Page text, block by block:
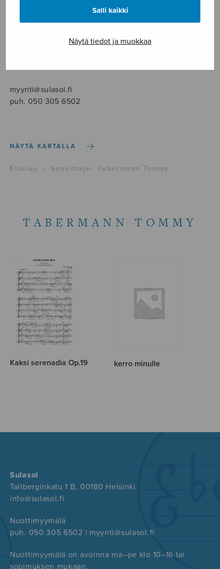
Salli kaikki
Näytä tiedot ja muokkaa
Myymälä avoinna
myynti@sulasol.fi
puh. 050 305 6502
NÄYTÄ KARTALLA
Etusivu › Sanoittaja › Tabermann Tommy
TABERMANN TOMMY
Kaksi serenadia Op.19 kerro minulle
Sulasol
Tallberginkatu 1 B, 00180 Helsinki
info@sulasol.fi
Nuottimyymälä
puh. 050 305 6502 | myynti@sulasol.fi
Nuottimyymälä on avoinna ma–pe klo 10–16 tai
sopimuksen mukaan.